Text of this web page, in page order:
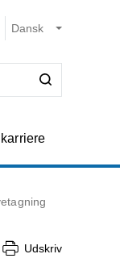
Udskriv